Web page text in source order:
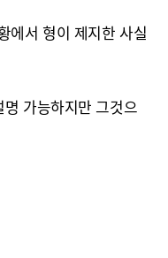
에서 형이 제지한 사실
가능하지만 그것으